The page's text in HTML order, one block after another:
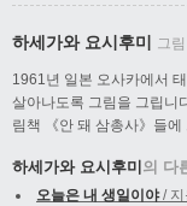
하세가와 요시후미 그림
1961년 일본 오사카에서
살아나도록 그림을 그립니
림책 《안 돼 삼총사》들
하세가와 요시후미 의 다
오늘은 내 생일이야/ 지